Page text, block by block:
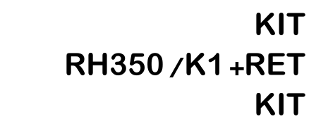
KIT
RH350/K1+RET
KIT